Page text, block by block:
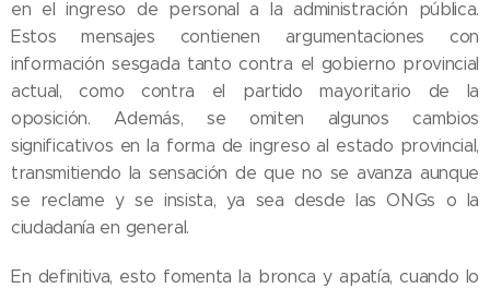
en el ingreso de personal a la administración pública.
Estos mensajes contienen argumentaciones con
información sesgada tanto contra el gobierno provincial
actual, como contra el partido mayoritario de la
oposición. Además, se omiten algunos cambios
significativos en la forma de ingreso al estado provincial,
transmitiendo la sensación de que no se avanza aunque
se reclame y se insista, ya sea desde las ONGs o la
ciudadanía en general.
En definitiva, esto fomenta la bronca y apatía, cuando lo